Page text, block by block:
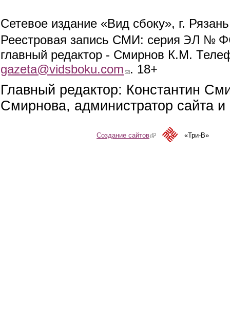
Сетевое издание «Вид сбоку», г.
Реестровая запись СМИ: серия ЭЛ №
главный редактор - Смирнов К.М.
gazeta@vidsboku.com (link sends e-mail)
. 18+
Главный редактор: Константин
Смирнова, администратор сайта
Создание сайтов(link is external)«Три-В»